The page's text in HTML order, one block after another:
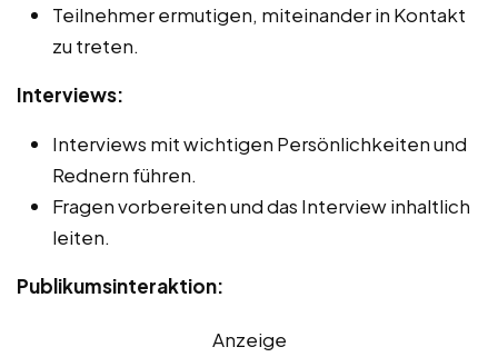
Teilnehmer ermutigen, miteinander in Kontakt
zu treten.
Interviews:
Interviews mit wichtigen Persönlichkeiten und
Rednern führen.
Fragen vorbereiten und das Interview inhaltlich
leiten.
Publikumsinteraktion:
Anzeige